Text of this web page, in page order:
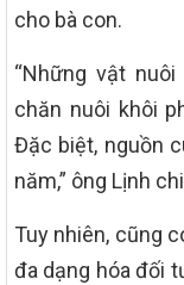
cho bà con.
“Những vật
chăn nuôi khôi
Đặc biệt, nguồn
năm,” ông Lịnh
Tuy nhiên, cũng
đa dạng hóa đối